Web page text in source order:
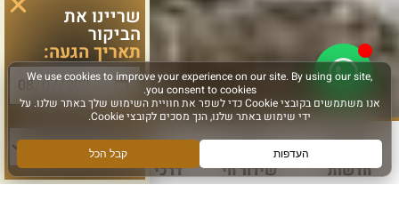
חדשות שידור חי דרכי הגעה עוד
שריינו את
הביקור
תאריך הגעה:
סוג פעילות: